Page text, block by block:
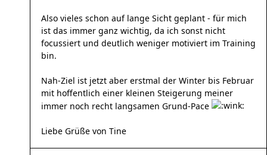
Also vieles schon auf lange Sicht geplant - für mich
ist das immer ganz wichtig, da ich sonst nicht
focussiert und deutlich weniger motiviert im Training
bin.
Nah-Ziel ist jetzt aber erstmal der Winter bis Februar
mit hoffentlich einer kleinen Steigerung meiner
immer noch recht langsamen Grund-Pace
Liebe Grüße von Tine